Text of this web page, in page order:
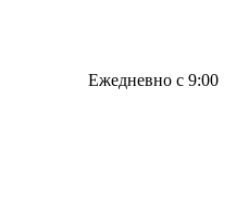
Ежедневно с 9:00